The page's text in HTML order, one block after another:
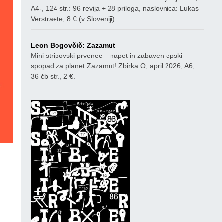
A4-, 124 str.: 96 revija + 28 priloga, naslovnica: Lukas
Verstraete, 8 € (v Sloveniji).
Leon Bogovčič: Zazamut
Mini stripovski prvenec – napet in zabaven epski
spopad za planet Zazamut! Zbirka O, april 2026, A6,
36 čb str., 2 €.